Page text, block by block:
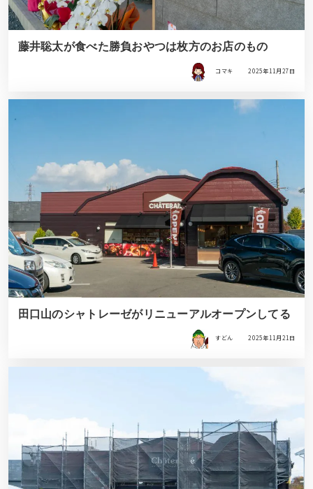
藤井聡太が食べた勝負おやつは枚方のお店のもの
コマキ 2025年11月27日
田口山のシャトレーゼがリニューアルオープンしてる
すどん 2025年11月21日